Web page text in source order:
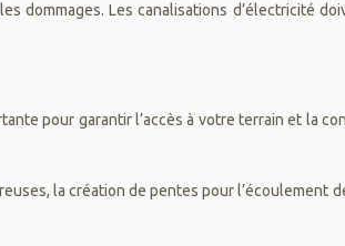
dommages. Les canalisations d’électricité
pour garantir l’accès à votre terrain et la
la création de pentes pour l’écoulement